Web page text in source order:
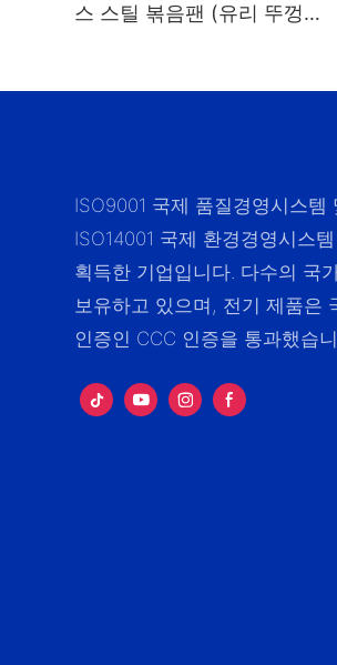
스 스틸 볶음팬 (유리 뚜껑
ISO9001 국제 품질경영시스템
ISO14001 국제 환경경영시스
획득한 기업입니다. 다수의 국
보유하고 있으며, 전기 제품은
인증인 CCC 인증을 통과했습